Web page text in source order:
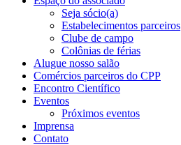
Seja sócio(a)
Estabelecimentos parceiros
Clube de campo
Colônias de férias
Alugue nosso salão
Comércios parceiros do CPP
Encontro Científico
Eventos
Próximos eventos
Imprensa
Contato